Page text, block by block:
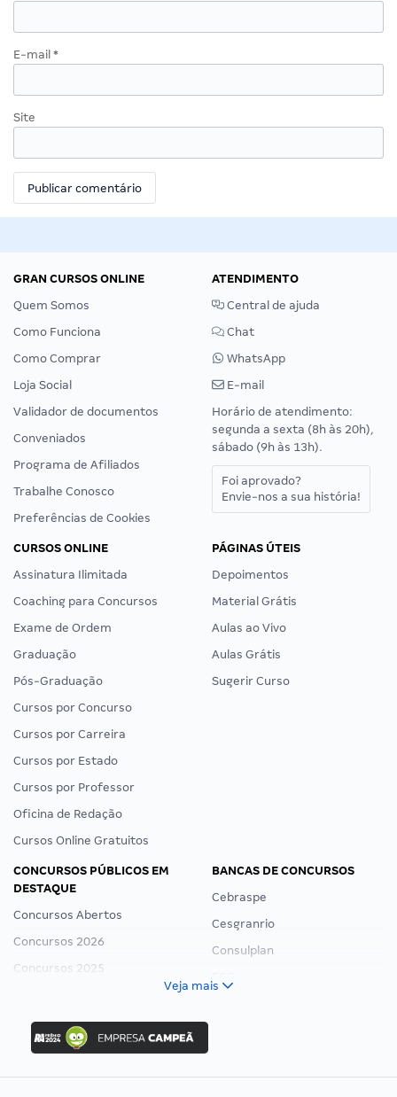
E-mail *
Site
GRAN CURSOS ONLINE
Quem Somos
Como Funciona
Como Comprar
Loja Social
Validador de documentos
Conveniados
Programa de Afiliados
Trabalhe Conosco
Preferências de Cookies
ATENDIMENTO
Central de ajuda
Chat
WhatsApp
E-mail
Horário de atendimento:
segunda a sexta (8h às 20h),
sábado (9h às 13h).
Foi aprovado?
Envie-nos a sua história!
CURSOS ONLINE
Assinatura Ilimitada
Coaching para Concursos
Exame de Ordem
Graduação
Pós-Graduação
Cursos por Concurso
Cursos por Carreira
Cursos por Estado
Cursos por Professor
Oficina de Redação
Cursos Online Gratuitos
PÁGINAS ÚTEIS
Depoimentos
Material Grátis
Aulas ao Vivo
Aulas Grátis
Sugerir Curso
CONCURSOS PÚBLICOS EM
DESTAQUE
Concursos Abertos
Concursos 2026
Concursos 2025
Concurso Ibama
Concurso MPU
Editais publicados
BANCAS DE CONCURSOS
Cebraspe
Cesgranrio
Consulplan
Veja mais